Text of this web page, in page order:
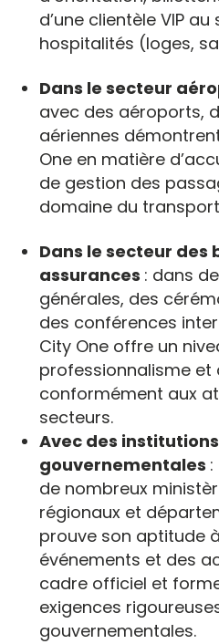
d’une clientèle VIP
hospitalités (loges,
Dans le secteur
avec des aéroports,
aériennes
One en matière
de gestion des
domaine du
Dans le secteur des
assurances : dans
générales, des
des conférences
City One offre un
professionnalisme et
conformément aux
secteurs.
Avec des institutions
gouvernementales
de nombreux
régionaux et
prouve son aptitude
événements et des
cadre officiel et
exigences
gouvernementales.